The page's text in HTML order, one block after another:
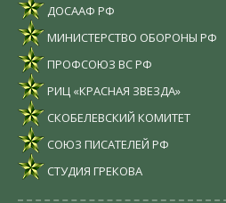
ДОСААФ РФ
МИНИСТЕРСТВО ОБОРОНЫ РФ
ПРОФСОЮЗ ВС РФ
РИЦ «КРАСНАЯ ЗВЕЗДА»
СКОБЕЛЕВСКИЙ КОМИТЕТ
СОЮЗ ПИСАТЕЛЕЙ РФ
СТУДИЯ ГРЕКОВА